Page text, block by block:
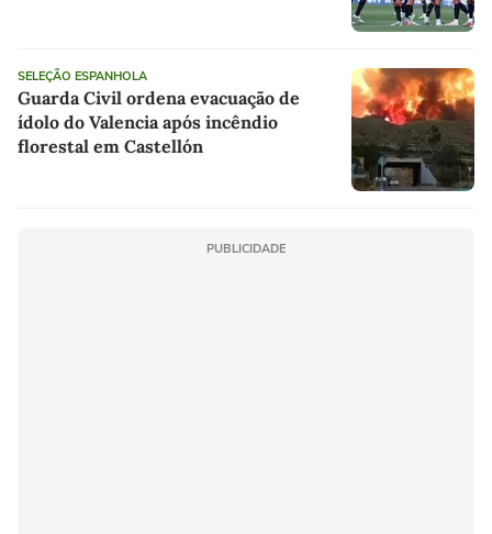
SELEÇÃO ESPANHOLA
Guarda Civil ordena evacuação de
ídolo do Valencia após incêndio
florestal em Castellón
PUBLICIDADE